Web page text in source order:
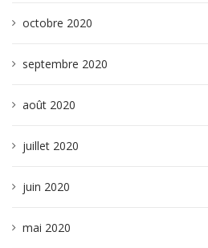
octobre 2020
septembre 2020
août 2020
juillet 2020
juin 2020
mai 2020